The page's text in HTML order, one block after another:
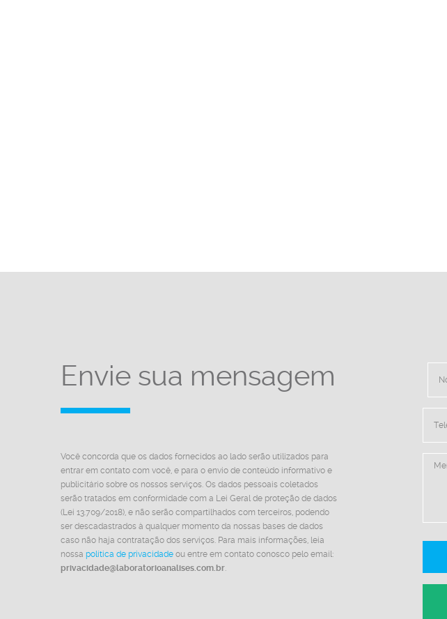
Envie sua mensagem
Você concorda que os dados fornecidos ao lado serão utilizados para
entrar em contato com você, e para o envio de conteúdo informativo e
publicitário sobre os nossos serviços. Os dados pessoais coletados
serão tratados em conformidade com a Lei Geral de proteção de dados
(Lei 13.709/2018), e não serão compartilhados com terceiros, podendo
ser descadastrados à qualquer momento da nossas bases de dados
caso não haja contratação dos serviços. Para mais informações, leia
nossa política de privacidade ou entre em contato conosco pelo email:
privacidade@laboratorioanalises.com.br